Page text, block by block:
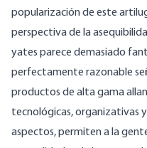
popularización de este
perspectiva de la
yates parece demasiado
perfectamente razonable
productos de alta gama
tecnológicas, organizativas
aspectos, permiten a la